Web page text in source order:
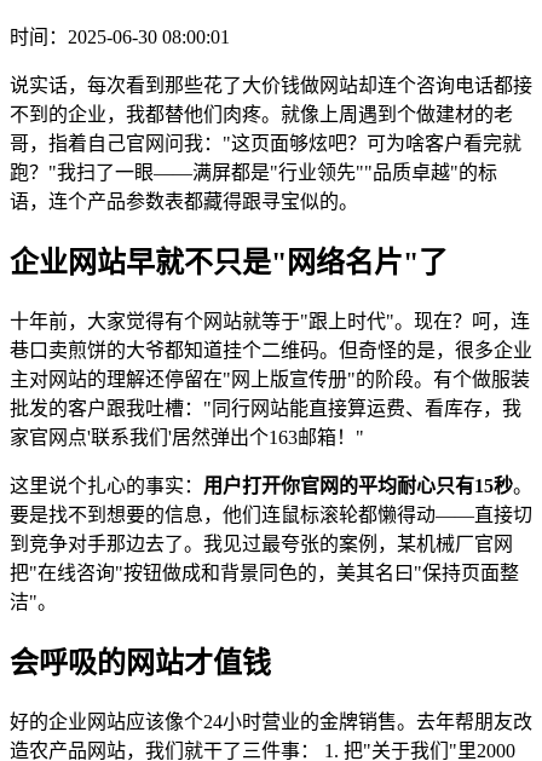
时间：2025-06-30 08:00:01
说实话，每次看到那些花了大价钱做网站却连个咨询电话都接
不到的企业，我都替他们肉疼。就像上周遇到个做建材的老
哥，指着自己官网问我："这页面够炫吧？可为啥客户看完就
跑？"我扫了一眼——满屏都是"行业领先""品质卓越"的标
语，连个产品参数表都藏得跟寻宝似的。
企业网站早就不只是"网络名片"了
十年前，大家觉得有个网站就等于"跟上时代"。现在？呵，连
巷口卖煎饼的大爷都知道挂个二维码。但奇怪的是，很多企业
主对网站的理解还停留在"网上版宣传册"的阶段。有个做服装
批发的客户跟我吐槽："同行网站能直接算运费、看库存，我
家官网点'联系我们'居然弹出个163邮箱！"
这里说个扎心的事实： 用户打开你官网的平均耐心只有15秒。
要是找不到想要的信息，他们连鼠标滚轮都懒得动——直接切
到竞争对手那边去了。我见过最夸张的案例，某机械厂官网
把"在线咨询"按钮做成和背景同色的，美其名曰"保持页面整
洁"。
会呼吸的网站才值钱
好的企业网站应该像个24小时营业的金牌销售。去年帮朋友改
造农产品网站，我们就干了三件事： 1. 把"关于我们"里2000